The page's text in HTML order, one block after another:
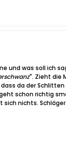
was soll ich
". Zieht die
da der
schon richtig
nichts.